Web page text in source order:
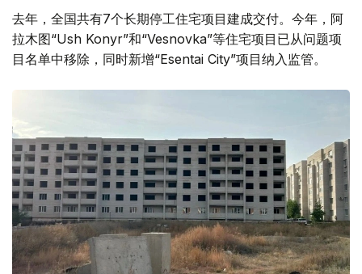
去年，全国共有7个长期停工住宅项目建成交付。今年，阿
拉木图“Ush Konyr”和“Vesnovka”等住宅项目已从问题项
目名单中移除，同时新增“Esentai City”项目纳入监管。